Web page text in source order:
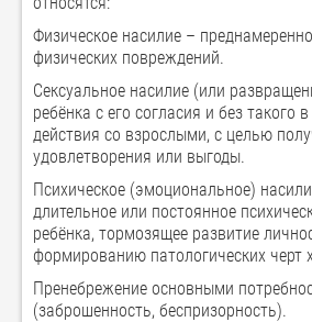
Физическое насилие –
физических повреждений.
Сексуальное насилие (или
ребёнка с его согласия и без такого
действия со взрослыми, с целью
удовлетворения или выгоды.
Психическое (эмоциональное)
длительное или постоянное
ребёнка, тормозящее развитие
формированию патологических черт
Пренебрежение основными
(заброшенность, беспризорность).